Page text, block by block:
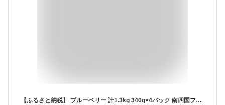
【ふるさと納税】 ブルーベリー 計1.3kg 340g×4パック 南四国ファーム 果物 フルーツ 国産 愛媛 宇和島 F010-035006